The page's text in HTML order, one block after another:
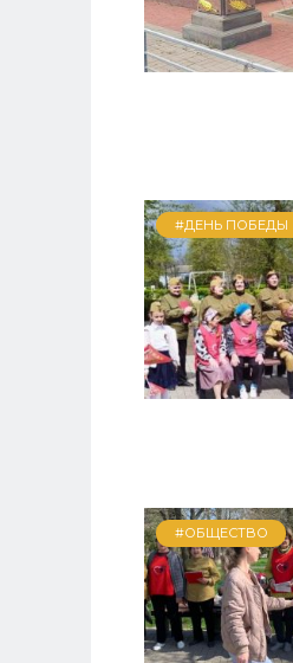
#ДЕНЬ ПОБЕДЫ
#ОБЩЕСТВО